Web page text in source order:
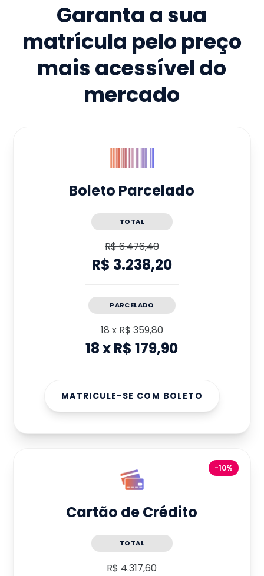
Garanta a sua
matrícula pelo preço
mais acessível do
mercado
Boleto Parcelado
TOTAL
R$ 6.476,40
R$ 3.238,20
PARCELADO
18xR$ 359,80
18xR$ 179,90
MATRICULE-SE COM BOLETO
-10%
Cartão de Crédito
TOTAL
R$ 4.317,60